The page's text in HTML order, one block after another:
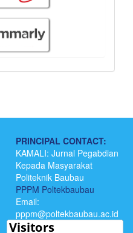
PRINCIPAL CONTACT:
KAMALI: Jurnal Pegabdian
Kepada Masyarakat
Politeknik Baubau
PPPM Poltekbaubau
Email:
pppm@poltekbaubau.ac.id